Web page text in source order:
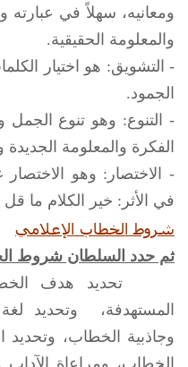
ومعانيه، سهلاً في عبارته
والمعلومة الحقيقية.
‏- التشويق:‏ هو اختيار
الجمود.
- التنوع:‏ وهو تنوع الجمل
الفكرة والمعلومة الجديدة
- الاختصار:‏ وهو
في الأثر: خير الكلام ما
شروط الخطاب الإعلامي
ثم حدد السلطان شروط
تحديد هدف
المستهدفة، وتحديد
وجاذبية الخطاب،
الخطاب، ومراعاة الآداب